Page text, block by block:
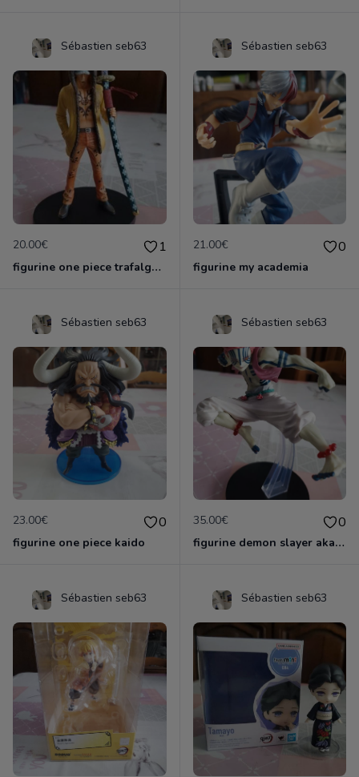
Sébastien seb63
20.00€ 1
figurine one piece trafalga law officielle
Sébastien seb63
21.00€ 0
figurine my academia
Sébastien seb63
23.00€ 0
figurine one piece kaido
Sébastien seb63
35.00€ 0
figurine demon slayer akaza officielle &ichiban
Sébastien seb63 Sébastien seb63